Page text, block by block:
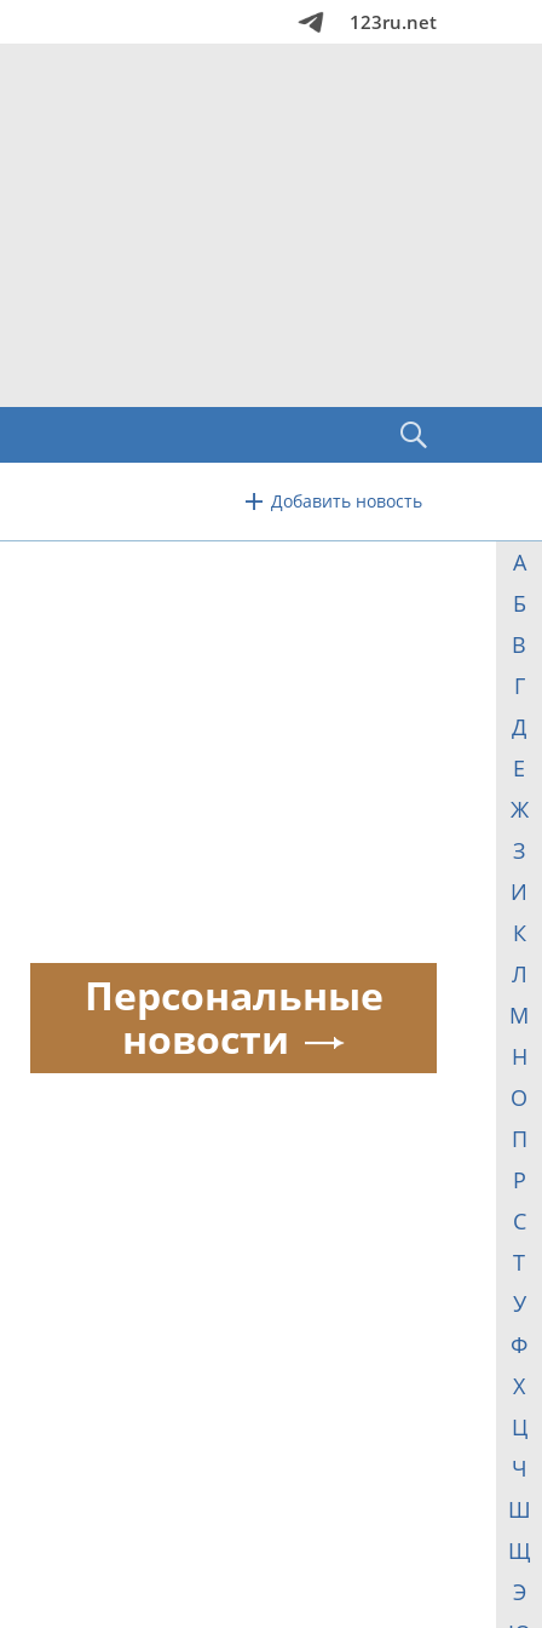
123ru.net
Добавить новость
А
Б
В
Г
Д
Е
Ж
З
И
К
Л
М
Н
О
П
Р
С
Т
У
Ф
Х
Ц
Ч
Ш
Щ
Э
Персональные
новости